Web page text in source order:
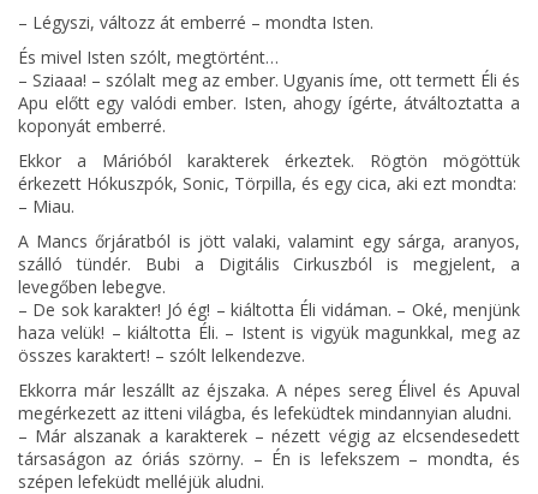
– Légyszi, változz át emberré – mondta Isten.
És mivel Isten szólt, megtörtént…
– Sziaaa! – szólalt meg az ember. Ugyanis íme, ott termett Éli és
Apu előtt egy valódi ember. Isten, ahogy ígérte, átváltoztatta a
koponyát emberré.
Ekkor a Márióból karakterek érkeztek. Rögtön mögöttük
érkezett Hókuszpók, Sonic, Törpilla, és egy cica, aki ezt mondta:
– Miau.
A Mancs őrjáratból is jött valaki, valamint egy sárga, aranyos,
szálló tündér. Bubi a Digitális Cirkuszból is megjelent, a
levegőben lebegve.
– De sok karakter! Jó ég! – kiáltotta Éli vidáman. – Oké, menjünk
haza velük! – kiáltotta Éli. – Istent is vigyük magunkkal, meg az
összes karaktert! – szólt lelkendezve.
Ekkorra már leszállt az éjszaka. A népes sereg Élivel és Apuval
megérkezett az itteni világba, és lefeküdtek mindannyian aludni.
– Már alszanak a karakterek – nézett végig az elcsendesedett
társaságon az óriás szörny. – Én is lefekszem – mondta, és
szépen lefeküdt melléjük aludni.